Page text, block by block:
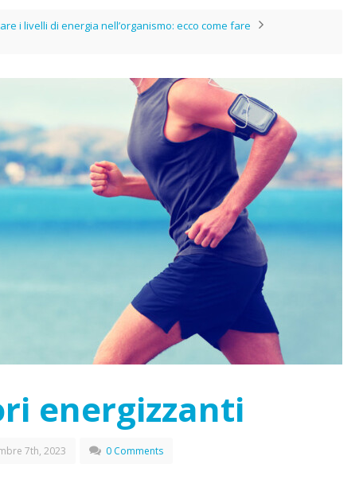
i livelli di energia nell’organismo: ecco come fare
energizzanti
7th, 2023 0 Comments